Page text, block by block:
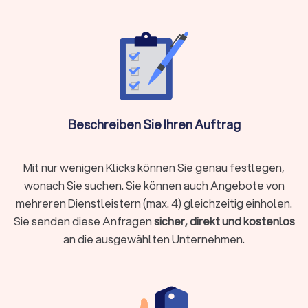
Vermögensverwaltung, Finanzplanung & -beratung
Rente & Altersvorsorge
Unternehmensberatung & Finanzierung
Versicherungen
Der Finanzberater für Versicherungen weiß durch die
Absicherungen zu gewährleisten. Ob
Berufsunfähigkeitsversicherung, Hausrat oder
Tierhalterhaftpflicht: Bei einem unabhängigen
Versicherungsberater in Werther (Nordrhein-Westfalen) sind
Sie in den besten Händen.
Finanzierungen rund um Immobilienkauf, Immobilienverkauf
und deren Unterhaltung stellen schnell vor
Beschreiben Sie Ihren Auftrag
Mit nur wenigen Klicks können Sie genau festlegen,
wonach Sie suchen. Sie können auch Angebote von
mehreren Dienstleistern (max. 4) gleichzeitig einholen.
Sie senden diese Anfragensicher, direkt und kostenlos
an die ausgewählten Unternehmen.